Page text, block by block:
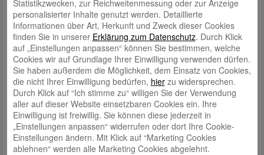
Name*
E-Mail*
Website
Meinen Namen, meine E-Mail-Adresse und meine Website in
Statistikzwecken, zur Reichweitenmessung oder zur Anzeige
personalisierter Inhalte genutzt werden. Detaillierte
Informationen über Art, Herkunft und Zweck dieser Cookies
finden Sie in unserer Erklärung zum Datenschutz. Durch Klick
auf „Einstellungen anpassen“ können Sie bestimmen, welche
Cookies wir auf Grundlage Ihrer Einwilligung verwenden dürfen.
Sie haben außerdem die Möglichkeit, dem Einsatz von Cookies,
die nicht Ihrer Einwilligung bedürfen, hierzu widersprechen.
Durch Klick auf “Ich stimme zu“ willigen Sie der Verwendung
aller auf dieser Website einsetzbaren Cookies ein. Ihre
Einwilligung ist freiwillig. Sie können diese jederzeit in
„Einstellungen anpassen“ widerrufen oder dort Ihre Cookie-
Einstellungen ändern. Mit Klick auf “Marketing Cookies
ablehnen“ werden alle Marketing Cookies abgelehnt.